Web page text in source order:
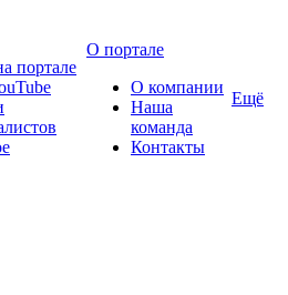
портале
О портале
О компании
Наша
команда
Контакты
Ещё